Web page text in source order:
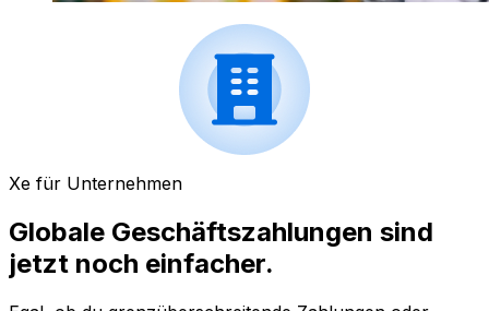
Xe für Unternehmen
Globale Geschäftszahlungen sind
jetzt noch einfacher.